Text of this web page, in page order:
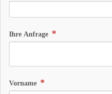
Ihre Anfrage
Vorname